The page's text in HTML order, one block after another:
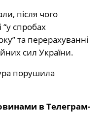
після чого
“у спробах
та перерахуванні
сил України.
порушила
в Телеграм-